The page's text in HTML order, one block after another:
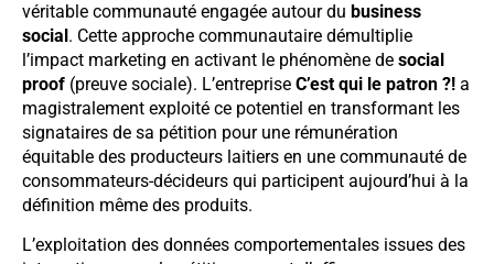
véritable communauté engagée autour du business
social. Cette approche communautaire démultiplie
l’impact marketing en activant le phénomène de social
proof (preuve sociale). L’entreprise C’est qui le patron ?! a
magistralement exploité ce potentiel en transformant les
signataires de sa pétition pour une rémunération
équitable des producteurs laitiers en une communauté de
consommateurs-décideurs qui participent aujourd’hui à la
définition même des produits.
L’exploitation des données comportementales issues des